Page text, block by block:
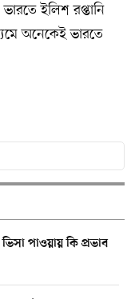
ইলিশ রপ্তানি
অনেকেই ভারতে
পাওয়ায় কি প্রভাব